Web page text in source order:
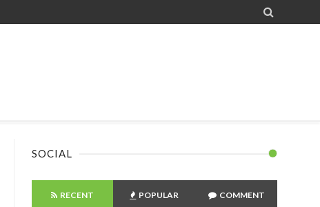

SOCIAL
RECENT POPULAR COMMENT